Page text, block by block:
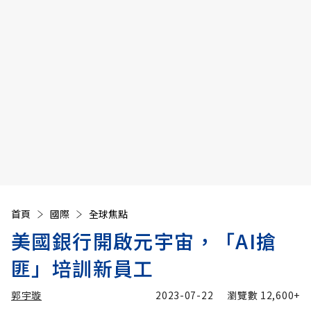
首頁 國際 全球焦點
美國銀行開啟元宇宙，「AI搶
匪」培訓新員工
郭宇璇 2023-07-22 瀏覽數 12,600+